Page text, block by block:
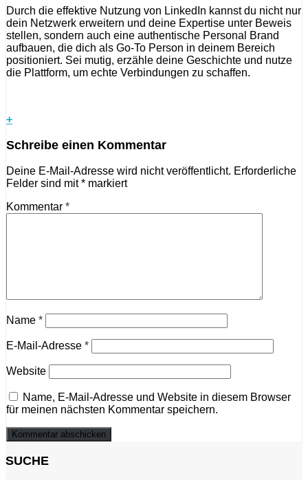
Durch die effektive Nutzung von LinkedIn kannst du nicht nur
dein Netzwerk erweitern und deine Expertise unter Beweis
stellen, sondern auch eine authentische Personal Brand
aufbauen, die dich als Go-To Person in deinem Bereich
positioniert. Sei mutig, erzähle deine Geschichte und nutze
die Plattform, um echte Verbindungen zu schaffen.
+
Schreibe einen Kommentar
Deine E-Mail-Adresse wird nicht veröffentlicht. Erforderliche
Felder sind mit* markiert
Kommentar *
Name *
E-Mail-Adresse *
Website
Name, E-Mail-Adresse und Website in diesem Browser
für meinen nächsten Kommentar speichern.
SUCHE